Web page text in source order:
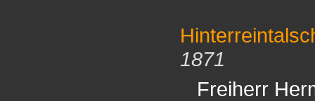
1871
Freiherr